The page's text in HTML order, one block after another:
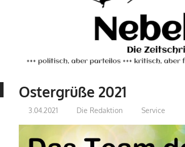
Ostergrüße 2021
3.04.2021 Die Redaktion Service